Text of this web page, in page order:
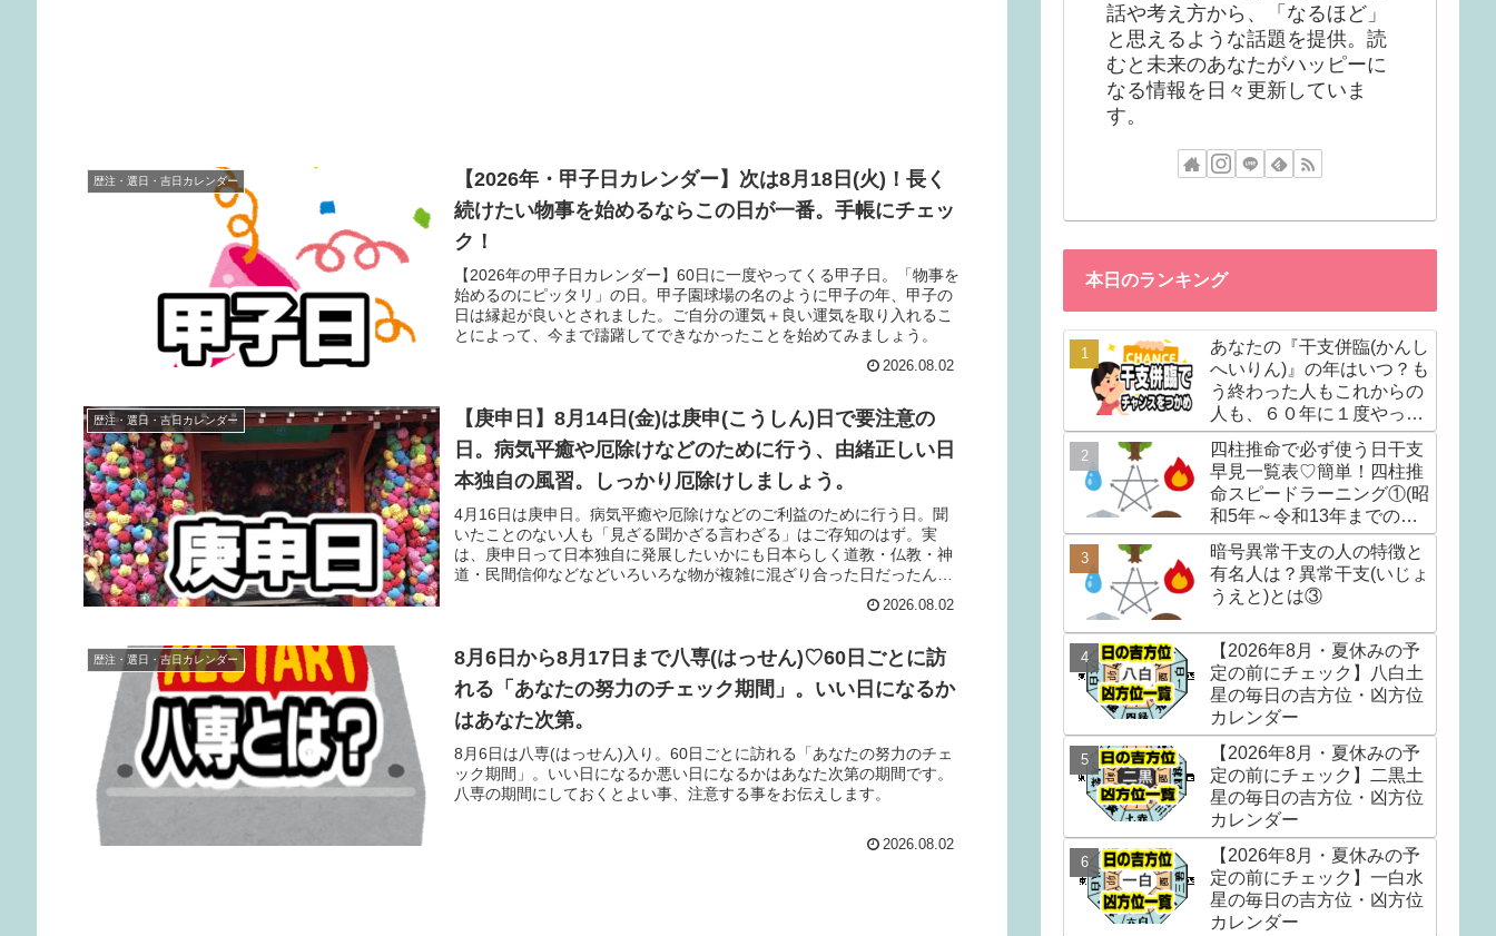
歴注・選日・吉日カレンダー
【2026年・甲子日カレンダー】次は8月18日(火)！長く
続けたい物事を始めるならこの日が一番。手帳にチェッ
ク！
【2026年の甲子日カレンダー】60日に一度やってくる甲子日。「物事を
始めるのにピッタリ」の日。甲子園球場の名のように甲子の年、甲子の
日は縁起が良いとされました。ご自分の運気＋良い運気を取り入れるこ
とによって、今まで躊躇してできなかったことを始めてみましょう。
2026.08.02
歴注・選日・吉日カレンダー
【庚申日】8月14日(金)は庚申(こうしん)日で要注意の
日。病気平癒や厄除けなどのために行う、由緒正しい日
本独自の風習。しっかり厄除けしましょう。
4月16日は庚申日。病気平癒や厄除けなどのご利益のために行う日。聞
いたことのない人も「見ざる聞かざる言わざる」はご存知のはず。実
は、庚申日って日本独自に発展したいかにも日本らしく道教・仏教・神
道・民間信仰などなどいろいろな物が複雑に混ざり合った日だったんで
2026.08.02
歴注・選日・吉日カレンダー
8月6日から8月17日まで八専(はっせん)♡60日ごとに訪
れる「あなたの努力のチェック期間」。いい日になるか
はあなた次第。
8月6日は八専(はっせん)入り。60日ごとに訪れる「あなたの努力のチェ
ック期間」。いい日になるか悪い日になるかはあなた次第の期間です。
八専の期間にしておくとよい事、注意する事をお伝えします。
2026.08.02
話や考え方から、「なるほど」
と思えるような話題を提供。読
むと未来のあなたがハッピーに
なる情報を日々更新していま
す。
本日のランキング
あなたの『干支併臨(かんし
へいりん)』の年はいつ？も
う終わった人もこれからの
人も、６０年に１度やって
くる人生の転換期を調べて
みませんか？
四柱推命で必ず使う日干支
早見一覧表♡簡単！四柱推
命スピードラーニング①(昭
和5年～令和13年までの早
見表)
暗号異常干支の人の特徴と
有名人は？異常干支(いじょ
うえと)とは③
【2026年8月・夏休みの予
定の前にチェック】八白土
星の毎日の吉方位・凶方位
カレンダー
【2026年8月・夏休みの予
定の前にチェック】二黒土
星の毎日の吉方位・凶方位
カレンダー
【2026年8月・夏休みの予
定の前にチェック】一白水
星の毎日の吉方位・凶方位
カレンダー